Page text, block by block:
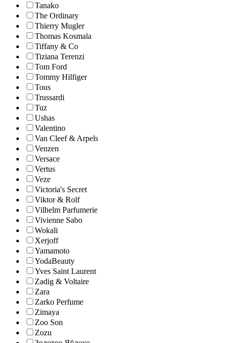
Tanako
The Ordinary
Thierry Mugler
Thomas Kosmala
Tiffany & Co
Tiziana Terenzi
Tom Ford
Tommy Hilfiger
Tous
Trussardi
Tuz
Ushas
Valentino
Van Cleef & Arpels
Venzen
Versace
Vertus
Veze
Victoria's Secret
Viktor & Rolf
Vilhelm Parfumerie
Vivienne Sabo
Wokali
Xerjoff
Yamamoto
YodaBeauty
Yves Saint Laurent
Zadig & Voltaire
Zara
Zarko Perfume
Zimaya
Zoo Son
Zozu